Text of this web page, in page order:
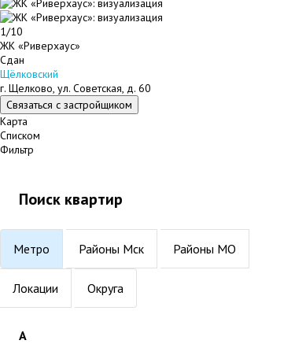
1/10
ЖК «Риверхаус»
Сдан
Щёлковский
г. Щелково, ул. Советская, д. 60
Связаться с застройщиком
Карта
Списком
Фильтр
Поиск квартир
Метро Районы Мск Районы МО
Локации Округа
А